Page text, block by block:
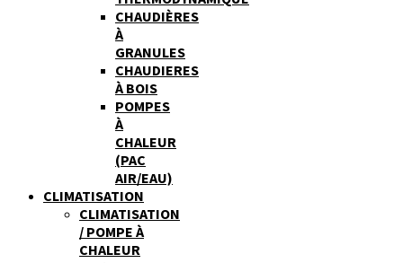
CHAUDIÈRES
À
GRANULES
CHAUDIERES
À BOIS
POMPES
À
CHALEUR
(PAC
AIR/EAU)
CLIMATISATION
CLIMATISATION
/ POMPE À
CHALEUR